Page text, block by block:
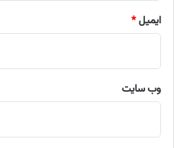
ایمیل*
وب‌ سایت